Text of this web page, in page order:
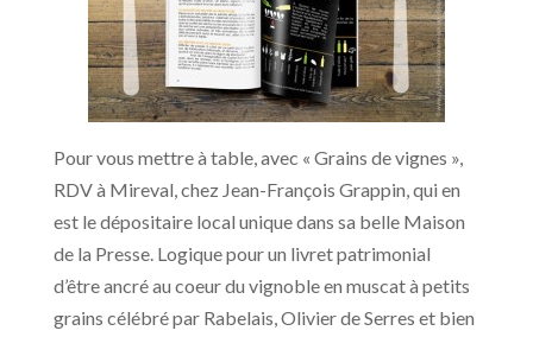
Pour vous mettre à table, avec « Grains de vignes »,
RDV à Mireval, chez Jean-François Grappin, qui en
est le dépositaire local unique dans sa belle Maison
de la Presse. Logique pour un livret patrimonial
d’être ancré au coeur du vignoble en muscat à petits
grains célébré par Rabelais, Olivier de Serres et bien